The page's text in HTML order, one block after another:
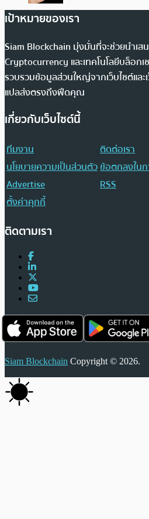
เป้าหมายของเรา
Siam Blockchain มุ่งมั่นที่จะช่วยนำเส
Cryptocurrency และเทคโนโลยีบล็อก
รวบรวมข้อมูลส่วนใหญ่จากเว็บไซต์และ
แปลส่งตรงถึงฟีดคุณ
เกี่ยวกับเว็บไซต์นี้
ทีมงาน
ติดต่อเรา
นโยบายความเป็นส่วนตัวข้อตกลงในก
Advertise
RSS
ตั้งค่าคุกกี้
ติดตามเรา
Siam Blockchain Copyright © 2026.